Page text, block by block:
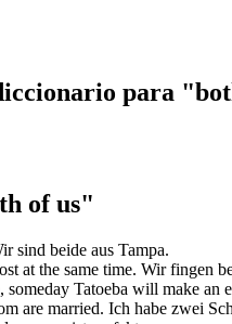
para
of us"
sind beide aus Tampa.
at the same time. Wir fingen
Tatoeba will make an
are married. Ich habe zwei